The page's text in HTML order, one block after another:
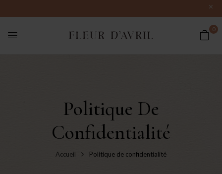
0
Politique De
Confidentialité
Accueil Politique de confidentialité